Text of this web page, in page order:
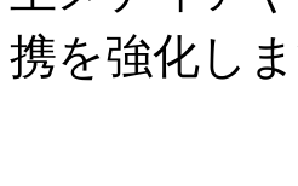
携を強化しま